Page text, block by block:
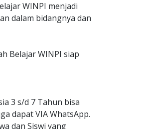
WINPI menjadi
dalam bidangnya dan
Belajar WINPI siap
3 s/d 7 Tahun bisa
dapat VIA WhatsApp.
dan Siswi yang